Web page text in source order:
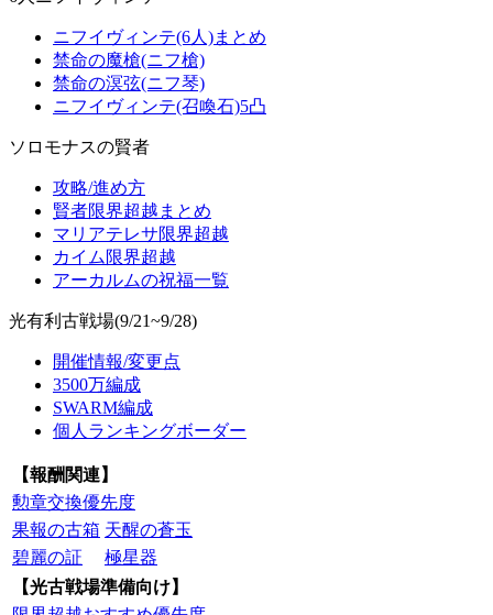
ニフイヴィンテ(6人)まとめ
禁命の魔槍(ニフ槍)
禁命の溟弦(ニフ琴)
ニフイヴィンテ(召喚石)5凸
ソロモナスの賢者
攻略/進め方
賢者限界超越まとめ
マリアテレサ限界超越
カイム限界超越
アーカルムの祝福一覧
光有利古戦場(9/21~9/28)
開催情報/変更点
3500万編成
SWARM編成
個人ランキングボーダー
【報酬関連】
勲章交換優先度
果報の古箱 天醒の蒼玉
碧麗の証
極星器
【光古戦場準備向け】